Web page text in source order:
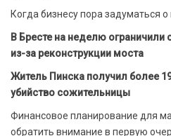
Когда бизнесу пора задуматься
В Бресте на неделю ограничили
из-за реконструкции моста
Житель Пинска получил более
убийство сожительницы
Финансовое планирование для
обратить внимание в первую